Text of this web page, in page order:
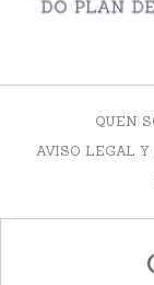
QUEN
AVISO LEGAL Y